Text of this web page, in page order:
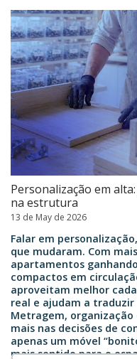
Personalização em
na estrutura
13 de May de 2026
Falar em
que mudaram. Com
apartamentos
compactos em
aproveitam melhor
real e ajudam a
Metragem,
mais nas decisões de
apenas um móvel
mais sentido para o